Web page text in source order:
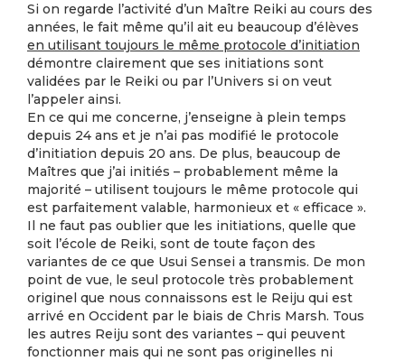
Si on regarde l’activité d’un Maître Reiki au cours des
années, le fait même qu’il ait eu beaucoup d’élèves
en utilisant toujours le même protocole d’initiation
démontre clairement que ses initiations sont
validées par le Reiki ou par l’Univers si on veut
l’appeler ainsi.
En ce qui me concerne, j’enseigne à plein temps
depuis 24 ans et je n’ai pas modifié le protocole
d’initiation depuis 20 ans. De plus, beaucoup de
Maîtres que j’ai initiés – probablement même la
majorité – utilisent toujours le même protocole qui
est parfaitement valable, harmonieux et « efficace ».
Il ne faut pas oublier que les initiations, quelle que
soit l’école de Reiki, sont de toute façon des
variantes de ce que Usui Sensei a transmis. De mon
point de vue, le seul protocole très probablement
originel que nous connaissons est le Reiju qui est
arrivé en Occident par le biais de Chris Marsh. Tous
les autres Reiju sont des variantes – qui peuvent
fonctionner mais qui ne sont pas originelles ni